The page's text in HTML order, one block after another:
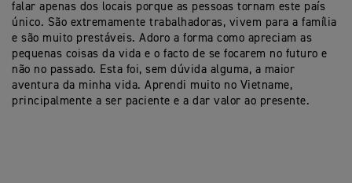
falar apenas dos locais porque as pessoas tornam este país
único. São extremamente trabalhadoras, vivem para a família
e são muito prestáveis. Adoro a forma como apreciam as
pequenas coisas da vida e o facto de se focarem no futuro e
não no passado. Esta foi, sem dúvida alguma, a maior
aventura da minha vida. Aprendi muito no Vietname,
principalmente a ser paciente e a dar valor ao presente.